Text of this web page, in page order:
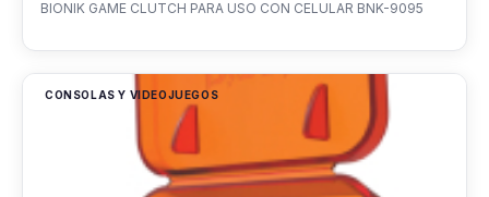
BIONIK GAME CLUTCH PARA USO CON CELULAR BNK-9095
CONSOLAS Y VIDEOJUEGOS